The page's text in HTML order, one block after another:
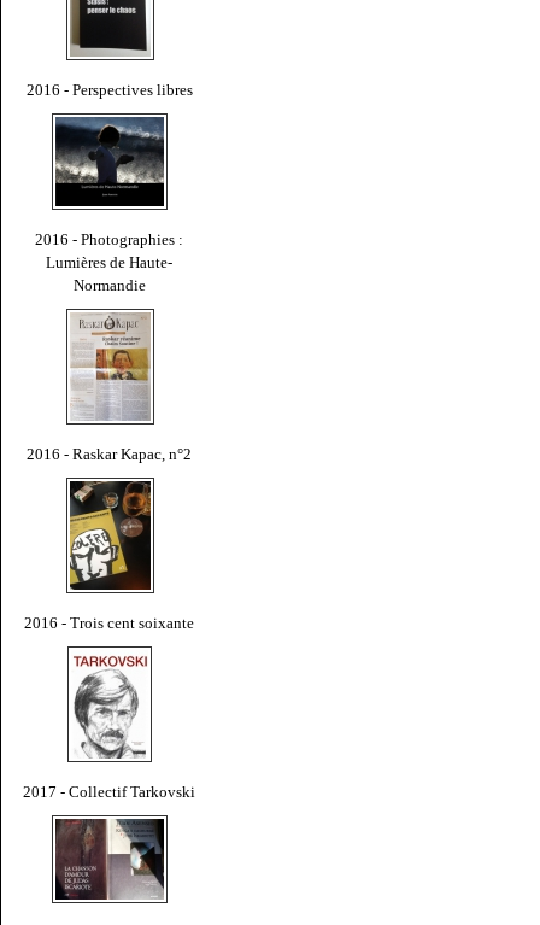
2016 - Perspectives libres
2016 - Photographies :
Lumières de Haute-
Normandie
2016 - Raskar Kapac, n°2
2016 - Trois cent soixante
2017 - Collectif Tarkovski